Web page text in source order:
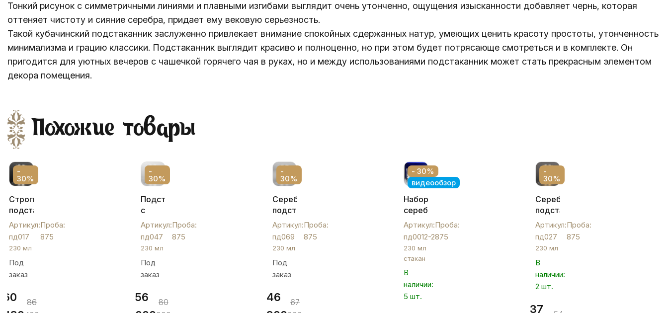
Тонкий рисунок с симметричными линиями и плавными изгибами выглядит очень утонченно, ощущения изысканности добавляет чернь, которая
оттеняет чистоту и сияние серебра, придает ему вековую серьезность.
Такой кубачинский подстаканник заслуженно привлекает внимание спокойных сдержанных натур, умеющих ценить красоту простоты, утонченность
минимализма и грацию классики. Подстаканник выглядит красиво и полноценно, но при этом будет потрясающе смотреться и в комплекте. Он
пригодится для уютных вечеров с чашечкой горячего чая в руках, но и между использованиями подстаканник может стать прекрасным элементом
декора помещения.
Похожие товары
-
30%
Строгий
подстаканник
из
серебра
без
чернения,
230
мл,
Артикул:
пд017
Проба:
875
230 мл
Под
заказ
60
86
-
30%
Подстаканник
с
эмалью
"Финифть",
пд047
Артикул:
пд047
Проба:
875
230 мл
Под
заказ
56
80
-
30%
Серебряный
подстаканник
,
пд069
Артикул:
пд069
Проба:
875
230 мл
Под
заказ
46
67
- 30%
видеообзор
Набор
серебряных
подстаканников
"Артель",
пд0012-
2
Артикул:
пд0012-2
Проба:
875
230 мл
стакан
В
наличии:
5 шт.
-
30%
Серебряный
подстаканник
с
позолотой
"Аристократ",
230
мл,
пд027
Артикул:
пд027
Проба:
875
230 мл
В
наличии:
2 шт.
37